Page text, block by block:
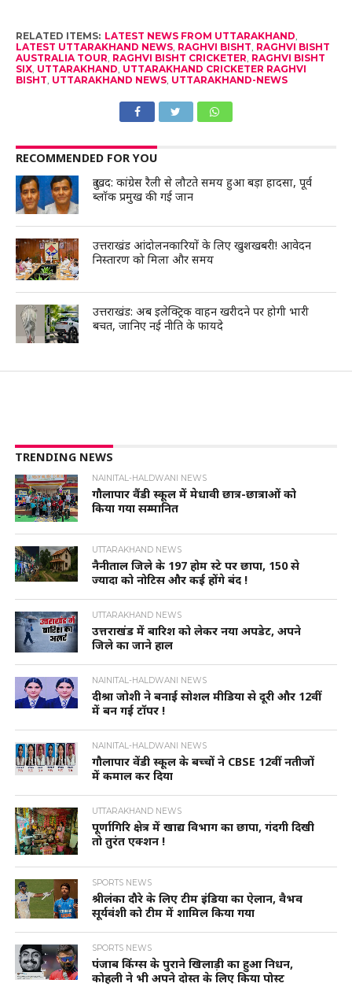
RELATED ITEMS: LATEST NEWS FROM UTTARAKHAND
LATEST UTTARAKHAND NEWS, RAGHVI BISHT RAGHVI BISHT
AUSTRALIA TOUR RAGHVI BISHT CRICKETER RAGHVI BISHT
SIX, UTTARAKHAND UTTARAKHAND CRICKETER RAGHVI
BISHT UTTARAKHAND NEWS, UTTARAKHAND-NEWS
RECOMMENDED FOR YOU
दुःखद: कांग्रेस रैली से लौटते समय हुआ बड़ा हादसा, पूर्व
ब्लॉक प्रमुख की गई जान
उत्तराखंड आंदोलनकारियों के लिए खुशखबरी! आवेदन
निस्तारण को मिला और समय
उत्तराखंड: अब इलेक्ट्रिक वाहन खरीदने पर होगी भारी
बचत, जानिए नई नीति के फायदे
TRENDING NEWS
NAINITAL-HALDWANI NEWS
गौलापार वैंडी स्कूल में मेधावी छात्र-छात्राओं को
किया गया सम्मानित
UTTARAKHAND NEWS
नैनीताल जिले के 197 होम स्टे पर छापा, 150 से
ज्यादा को नोटिस और कई होंगे बंद !
UTTARAKHAND NEWS
उत्तराखंड में बारिश को लेकर नया अपडेट, अपने
जिले का जाने हाल
NAINITAL-HALDWANI NEWS
दीश्रा जोशी ने बनाई सोशल मीडिया से दूरी और 12वीं
में बन गई टॉपर !
NAINITAL-HALDWANI NEWS
गौलापार वेंडी स्कूल के बच्चों ने CBSE 12वीं नतीजों
में कमाल कर दिया
UTTARAKHAND NEWS
पूर्णागिरि क्षेत्र में खाद्य विभाग का छापा, गंदगी दिखी
तो तुरंत एक्शन !
SPORTS NEWS
श्रीलंका दौरे के लिए टीम इंडिया का ऐलान, वैभव
सूर्यवंशी को टीम में शामिल किया गया
SPORTS NEWS
पंजाब किंग्स के पुराने खिलाड़ी का हुआ निधन,
कोहली ने भी अपने दोस्त के लिए किया पोस्ट